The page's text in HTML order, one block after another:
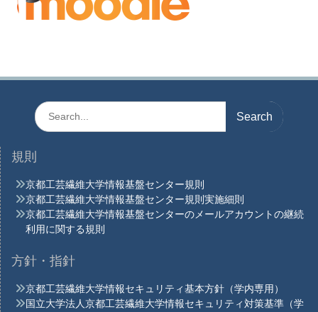
Search
for:
規則
京都工芸繊維大学情報基盤センター規則
京都工芸繊維大学情報基盤センター規則実施細則
京都工芸繊維大学情報基盤センターのメールアカウントの継続
利用に関する規則
方針・指針
京都工芸繊維大学情報セキュリティ基本方針（学内専用）
国立大学法人京都工芸繊維大学情報セキュリティ対策基準（学